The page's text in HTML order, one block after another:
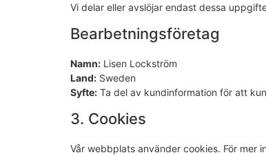
Vi delar eller avslöjar endast dessa
Bearbetningsföretag
Namn: Lisen Lockström
Land: Sweden
Syfte: Ta del av kundinformation för att
3. Cookies
Vår webbplats använder cookies. För mer